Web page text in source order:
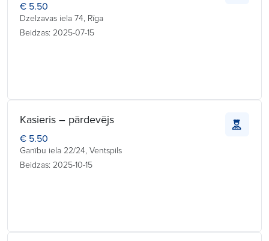
€ 5.50
Dzelzavas iela 74, Rīga
Beidzas: 2025-07-15
Kasieris – pārdevējs
€ 5.50
Ganību iela 22/24, Ventspils
Beidzas: 2025-10-15